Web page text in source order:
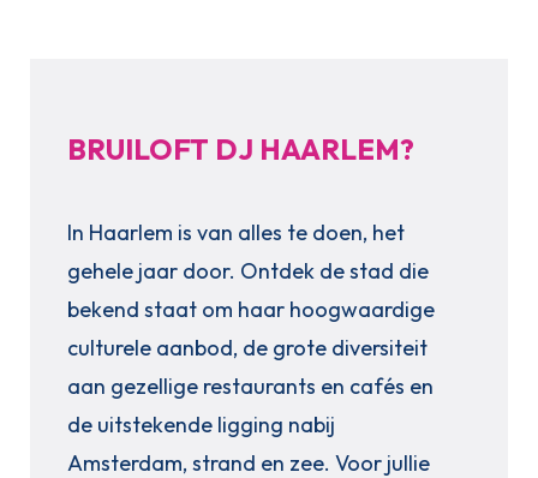
BRUILOFT DJ HAARLEM?
In Haarlem is van alles te doen, het
gehele jaar door. Ontdek de stad die
bekend staat om haar hoogwaardige
culturele aanbod, de grote diversiteit
aan gezellige restaurants en cafés en
de uitstekende ligging nabij
Amsterdam, strand en zee. Voor jullie